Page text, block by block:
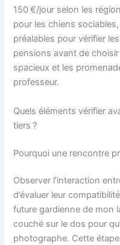
150 €/jour selon les
pour les chiens
préalables pour vérifier
pensions avant de
spacieux et les
professeur.
Quels éléments vérifier
tiers ?
Pourquoi une rencontre
Observer l’interaction
d’évaluer leur
future gardienne de mon
couché sur le dos pour
photographe. Cette